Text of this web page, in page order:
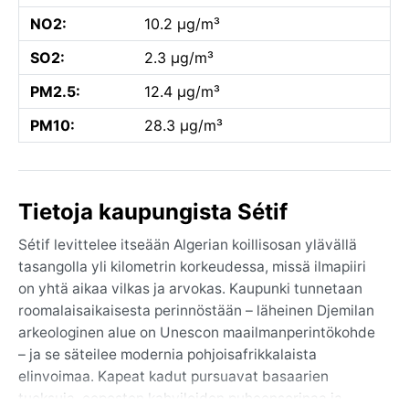
NO2:
10.2 µg/m³
SO2:
2.3 µg/m³
PM2.5:
12.4 µg/m³
PM10:
28.3 µg/m³
Tietoja kaupungista Sétif
Sétif levittelee itseään Algerian koillisosan ylävällä
tasangolla yli kilometrin korkeudessa, missä ilmapiiri
on yhtä aikaa vilkas ja arvokas. Kaupunki tunnetaan
roomalaisaikaisesta perinnöstään – läheinen Djemilan
arkeologinen alue on Unescon maailmanperintökohde
– ja se säteilee modernia pohjoisafrikkalaista
elinvoimaa. Kapeat kadut pursuavat basaarien
tuoksuja, eeposten kahviloiden puheensorinaa ja